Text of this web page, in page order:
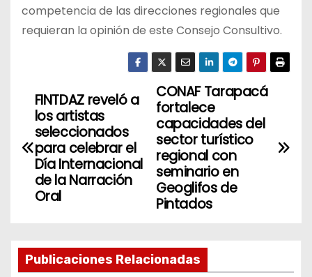
competencia de las direcciones regionales que
requieran la opinión de este Consejo Consultivo.
N
v
a
CONAF Tarapacá
fortalece
capacidades del
sector turístico
regional con
seminario en
Geoglifos de
Pintados
FINTDAZ reveló a
los artistas
seleccionados
para celebrar el
Día Internacional
de la Narración
Oral
Publicaciones Relacionadas